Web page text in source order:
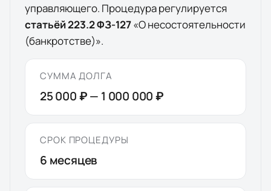
управляющего. Процедура регулируется
статьёй 223.2 ФЗ-127«О несостоятельности
(банкротстве)».
СУММА ДОЛГА
25 000 ₽— 1 000 000 ₽
СРОК ПРОЦЕДУРЫ
6 месяцев